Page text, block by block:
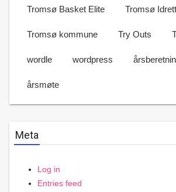
Tromsø Basket Elite Tromsø
Tromsø kommune Try Outs
wordle wordpress
årsmøte
Meta
Log in
Entries feed